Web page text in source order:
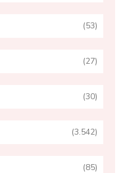
(53)
(27)
(30)
(3.542)
(85)